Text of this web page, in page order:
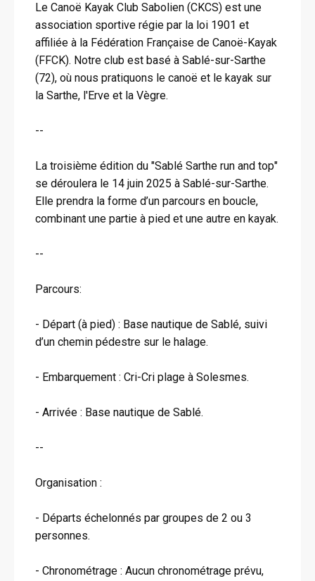
Le Canoë Kayak Club Sabolien (CKCS) est une
association sportive régie par la loi 1901 et
affiliée à la Fédération Française de Canoë-Kayak
(FFCK). Notre club est basé à Sablé-sur-Sarthe
(72), où nous pratiquons le canoë et le kayak sur
la Sarthe, l'Erve et la Vègre.
--
La troisième édition du "Sablé Sarthe run and top"
se déroulera le 14 juin 2025 à Sablé-sur-Sarthe.
Elle prendra la forme d’un parcours en boucle,
combinant une partie à pied et une autre en kayak.
--
Parcours:
- Départ (à pied) : Base nautique de Sablé, suivi
d’un chemin pédestre sur le halage.
- Embarquement : Cri-Cri plage à Solesmes.
- Arrivée : Base nautique de Sablé.
--
Organisation :
- Départs échelonnés par groupes de 2 ou 3
personnes.
- Chronométrage : Aucun chronométrage prévu,